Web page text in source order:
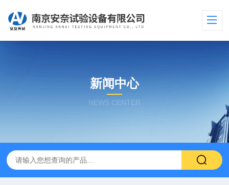
新闻中心
NEWS CENTER